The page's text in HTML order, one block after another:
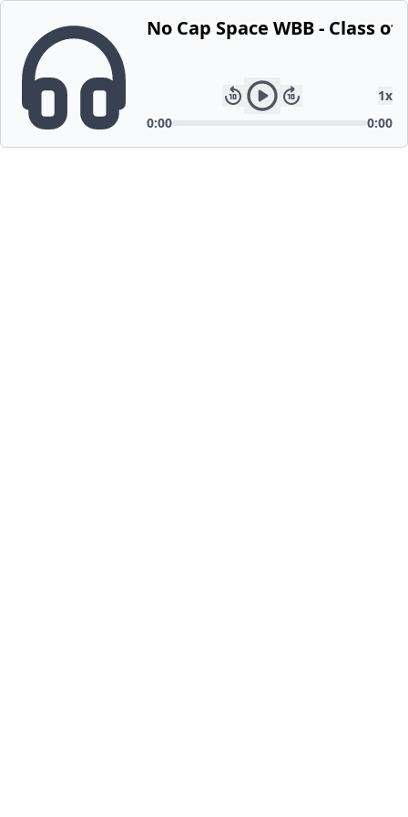
No Cap Space WBB - Class
1x
0:00
0:00